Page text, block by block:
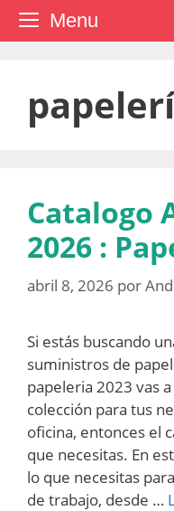
Saltar Menu
Catalogo
2026 :
abril 8, 2026 por
Si estás buscando
suministros de
papeleria 2023 vas
colección para tus
oficina, entonces el
que necesitas. En
lo que necesitas
de trabajo, desde …